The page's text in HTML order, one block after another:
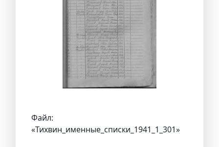
Файл:
«Тихвин_именные_списки_1941_1_301»